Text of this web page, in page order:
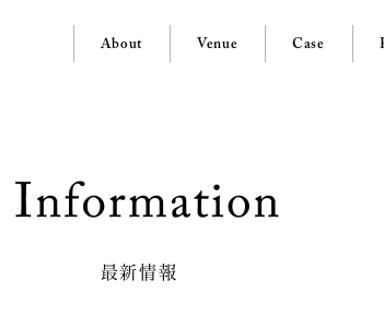
About Venue Case
最新情報